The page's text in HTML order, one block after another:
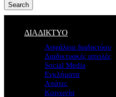
Search
ΔΙΑΔΙΚΤΥΟ
Ασφάλεια διαδικτύου
Διαδικτυακές απειλές
Social Media
Εγκλήματα
Απάτες
Κοινωνία